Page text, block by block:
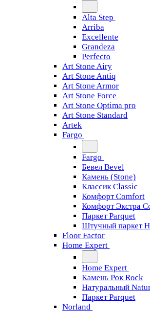
Alta Step
Arriba
Excellente
Grandeza
Perfecto
Art Stone Airy
Art Stone Antiq
Art Stone Armor
Art Stone Force
Art Stone Optima pro
Art Stone Standard
Artek
Fargo
Fargo
Бевел Bevel
Камень (Stone)
Классик Classic
Комфорт Comfort
Комфорт Экстра
Паркет Parquet
Штучный паркет
Floor Factor
Home Expert
Home Expert
Камень Рок Rock
Натуральный
Паркет Parquet
Norland